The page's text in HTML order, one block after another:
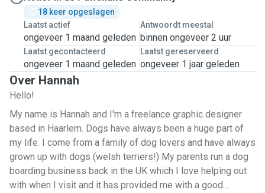
18 keer opgeslagen
Laatst actief
ongeveer 1 maand geleden
Antwoordt meestal
binnen ongeveer 2 uur
Laatst gecontacteerd
ongeveer 1 maand geleden
Laatst gereserveerd
ongeveer 1 jaar geleden
Over Hannah
Hello!
My name is Hannah and I'm a freelance graphic designer
based in Haarlem. Dogs have always been a huge part of
my life. I come from a family of dog lovers and have always
grown up with dogs (welsh terriers!) My parents run a dog
boarding business back in the UK which I love helping out
with when I visit and it has provided me with a good